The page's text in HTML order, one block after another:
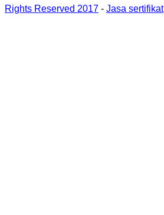
Rights Reserved 2017 - Jasa sertifikat